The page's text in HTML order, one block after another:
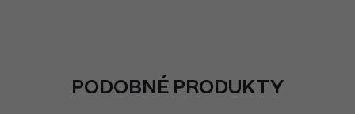
PODOBNÉ PRODUKTY